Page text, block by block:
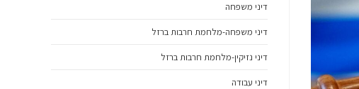
דיני משפחה
דיני משפחה-מלחמת חרבות ברזל
דיני נזיקין-מלחמת חרבות ברזל
דיני עבודה